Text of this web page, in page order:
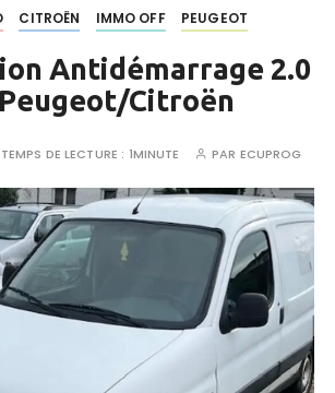
CITROËN IMMO OFF PEUGEOT
Antidémarrage 2.0
Citroën
TEMPS DE LECTURE : 1MINUTE PAR ECUPROG